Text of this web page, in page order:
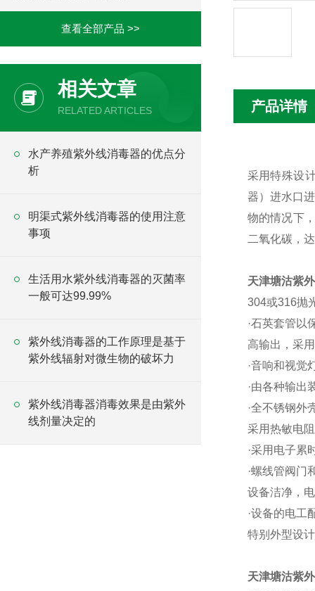
查看全部产品 >>
相关文章
RELATED ARTICLES
水产养殖紫外线消毒器的优点分
析
明渠式紫外线消毒器的使用注意
事项
生活用水紫外线消毒器的灭菌率
一般可达99.99%
紫外线消毒器的工作原理是基于
紫外线辐射对微生物的破坏力
紫外线消毒器消毒效果是由紫外
线剂量决定的
产品详情
采用特殊设
器）进水口
物的情况下
二氧化碳，
天津塘沽紫
304或316抛
·石英套管以
高输出，采
·音响和视觉
·由各种输出
·全不锈钢外
采用热敏电
·采用电子累
·螺线管阀门
设备洁净，
·设备的电工
特别外型设
天津塘沽紫